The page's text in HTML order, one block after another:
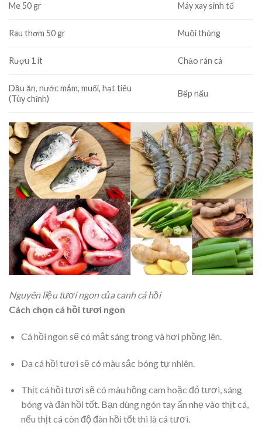
Me 50 gr Máy xay sinh tố
Rau thơm 50 gr Muôi thủng
Rượu 1 ít Chảo rán cá
Dầu ăn, nước mắm, muối, hạt tiêu
(Tùy chỉnh)
Bếp nấu
Nguyên liệu tươi ngon của canh cá hồi
Cách chọn cá hồi tươi ngon
Cá hồi ngon sẽ có mắt sáng trong và hơi phồng lên.
Da cá hồi tươi sẽ có màu sắc bóng tự nhiên.
Thịt cá hồi tươi sẽ có màu hồng cam hoặc đỏ tươi, sáng
bóng và đàn hồi tốt. Bạn dùng ngón tay ấn nhẹ vào thịt cá,
nếu thịt cá còn độ đàn hồi tốt thì là cá tươi.